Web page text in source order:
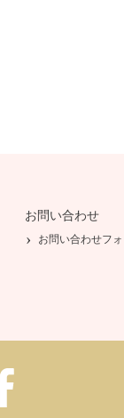
お問い合わせ
お問い合わせフ